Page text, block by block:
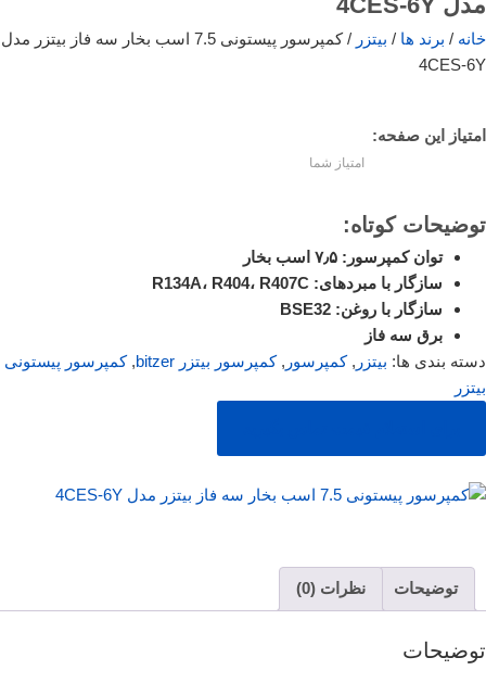
خانه / برند ها / بیتزر
/ کمپرسور پیستونی 7.5 اسب بخار سه فاز بیتزر مدل
4CES-6Y
امتیاز این صفحه:
امتیاز شما
توضیحات کوتاه:
توان کمپرسور: ۷٫۵ اسب بخار
سازگار با مبردهای: R134A، R404، R407C
سازگار با روغن: BSE32
برق سه فاز
دسته بندی ها: بیتزر ,کمپرسور ,کمپرسور بیتزر bitzer ,کمپرسور پیستونی
بیتزر
توضیحات نظرات (0)
توضیحات